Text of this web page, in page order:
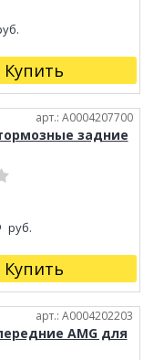
Купить
арт.: A0004207700
задние
руб.
Купить
арт.: A0004202203
AMG для